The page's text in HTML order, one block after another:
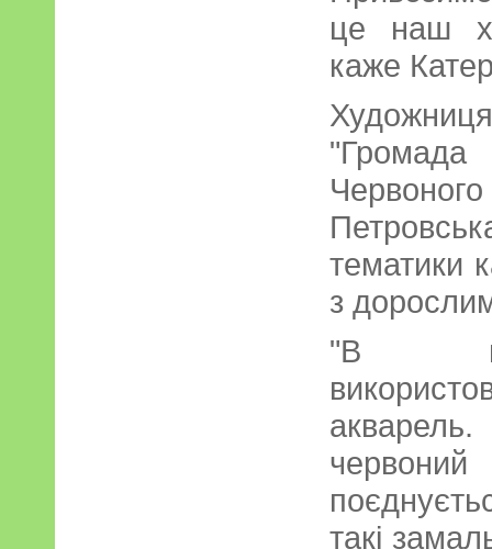
це наш
каже
тематики
з
"В
такі